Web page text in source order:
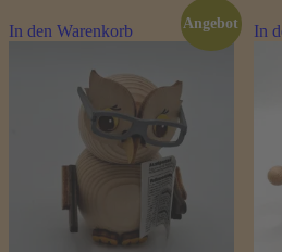
In den Warenkorb Angebot In